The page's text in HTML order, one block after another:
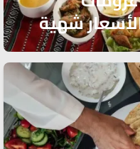
الأسعار شهية